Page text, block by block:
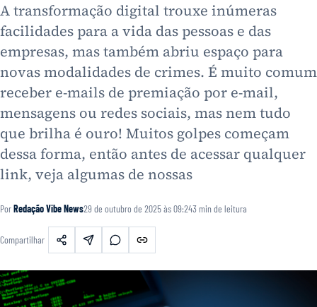
A transformação digital trouxe inúmeras
facilidades para a vida das pessoas e das
empresas, mas também abriu espaço para
novas modalidades de crimes. É muito comum
receber e-mails de premiação por e-mail,
mensagens ou redes sociais, mas nem tudo
que brilha é ouro! Muitos golpes começam
dessa forma, então antes de acessar qualquer
link, veja algumas de nossas
PorRedação Vibe News29 de outubro de 2025 às 09:243 min de leitura
Compartilhar